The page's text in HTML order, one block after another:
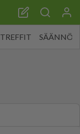
TREFFIT SÄÄNNÖT